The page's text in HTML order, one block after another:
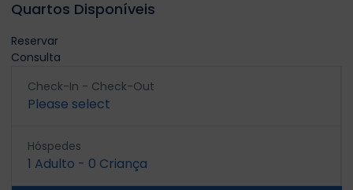
Quartos Disponíveis
Reservar
Consulta
Check-In - Check-Out
Please select
Hóspedes
1 Adulto - 0 Criança